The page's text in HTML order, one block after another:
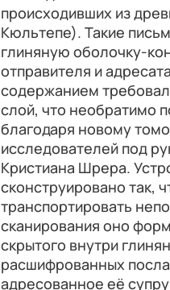
происходивших из
Кюльтепе). Такие
глиняную оболочку-
отправителя и
содержанием
слой, что необратимо
благодаря новому
исследователей под
Кристиана Шрера.
сконструировано так,
транспортировать
сканирования оно
скрытого внутри
расшифрованных
адресованное её